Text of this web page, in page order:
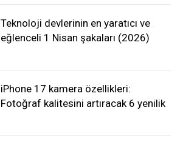
Teknoloji devlerinin en yaratıcı ve
eğlenceli 1 Nisan şakaları (2026)
iPhone 17 kamera özellikleri:
Fotoğraf kalitesini artıracak 6 yenilik